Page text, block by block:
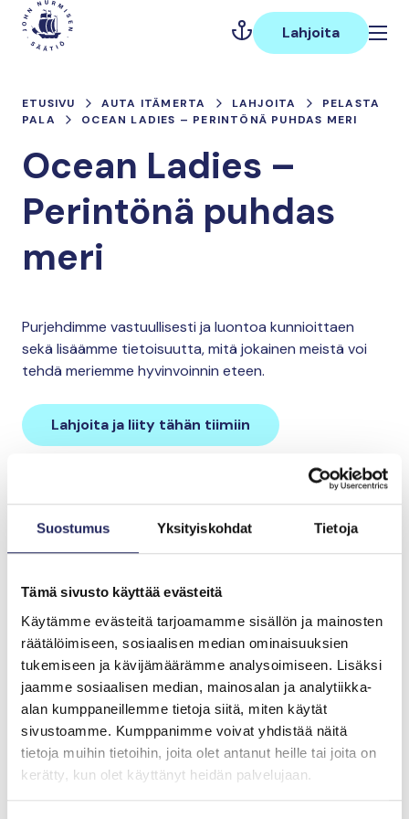
Suostumus Yksityiskohdat Tietoja
Tämä sivusto käyttää evästeitä
Käytämme evästeitä tarjoamamme sisällön ja mainosten
räätälöimiseen, sosiaalisen median ominaisuuksien
tukemiseen ja kävijämäärämme analysoimiseen. Lisäksi
jaamme sosiaalisen median, mainosalan ja analytiikka-
alan kumppaneillemme tietoja siitä, miten käytät
sivustoamme. Kumppanimme voivat yhdistää näitä
tietoja muihin tietoihin, joita olet antanut heille tai joita on
kerätty, kun olet käyttänyt heidän palvelujaan.
Hyppää
sisältöön
Päävalikko
Lahjoita
ETUSIVU AUTA ITÄMERTA LAHJOITA
PELASTA
PALA
OCEAN LADIES – PERINTÖNÄ PUHDAS MERI
Ocean Ladies –
Perintönä puhdas
meri
Purjehdimme vastuullisesti ja luontoa kunnioittaen
sekä lisäämme tietoisuutta, mitä jokainen meistä voi
tehdä meriemme hyvinvoinnin eteen.
Lahjoita ja liity tähän tiimiin
Tiimin lahjoitukset yhteensä: